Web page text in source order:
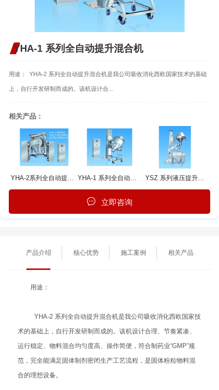
YHA-1 系列全自动提升混合机
用途： YHA-2 系列全自动提升混合机是我公司吸收消化西欧国家技术的基础
上，自行开发研制而成的。该机设计合...
相关产品：
YSZ 系列液压提升整粒机
立即咨询
产品介绍 核心优势 施工案例 相关产品
用途：
YHA-2 系列全自动提升混合机是我公司吸收消化西欧国家技
术的基础上，自行开发研制而成的。该机设计合理、节奏紧凑、
运行稳定、物料混合均匀度高、操作简便，符合制药业“GMP”规
范，完全能满足固体制剂密闭生产工艺流程，是固体粉粒物料混
合的理想设备。